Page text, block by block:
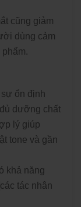
cũng giảm
dùng cảm
ổn định
dưỡng chất
lý giúp
tone và gần
khả năng
các tác nhân